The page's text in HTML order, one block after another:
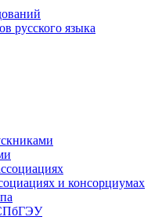
русского языка
и консорциумах